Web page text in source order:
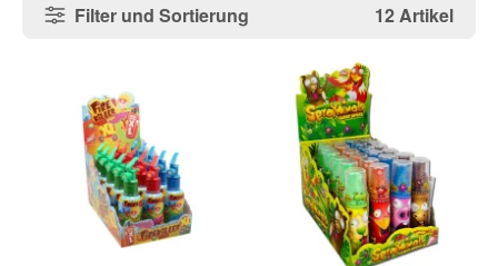
Filter und Sortierung 12 Artikel